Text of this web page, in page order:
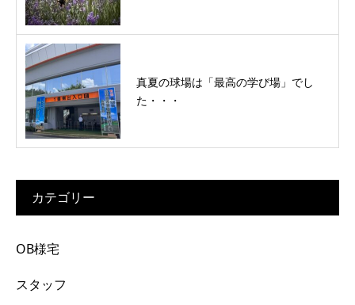
真夏の球場は「最高の学び場」でし
た・・・
カテゴリー
OB様宅
スタッフ